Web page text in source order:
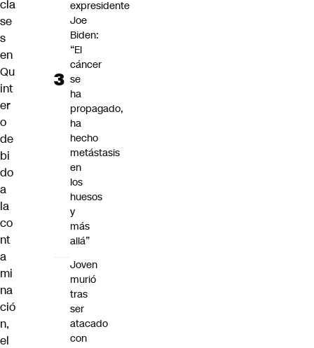
cla
se
s
en
Qu
int
er
o
de
bi
do
a
la
co
nt
a
mi
na
ció
n,
el
expresidente
Joe
Biden:
“El
cáncer
se
ha
propagado,
ha
hecho
metástasis
en
los
huesos
y
más
allá”
Joven
murió
tras
ser
atacado
con